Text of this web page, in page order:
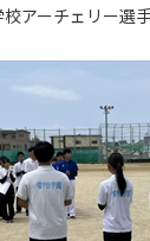
アーチェリー選